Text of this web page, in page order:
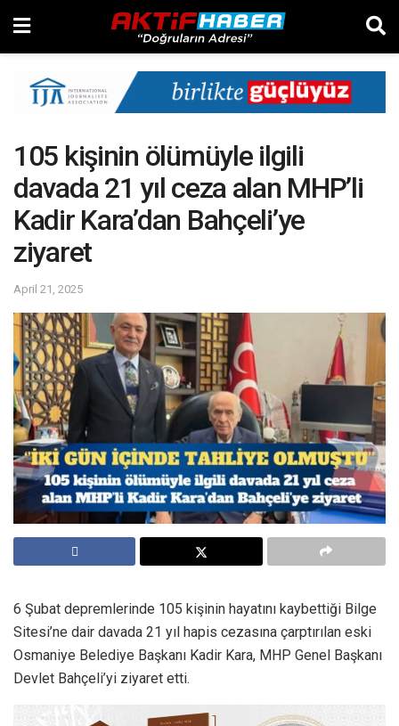
105 kişinin ölümüyle ilgili
davada 21 yıl ceza alan MHP’li
Kadir Kara’dan Bahçeli’ye
ziyaret
April 21, 2025
6 Şubat depremlerinde 105 kişinin hayatını kaybettiği Bilge
Sitesi’ne dair davada 21 yıl hapis cezasına çarptırılan eski
Osmaniye Belediye Başkanı Kadir Kara, MHP Genel Başkanı
Devlet Bahçeli’yi ziyaret etti.